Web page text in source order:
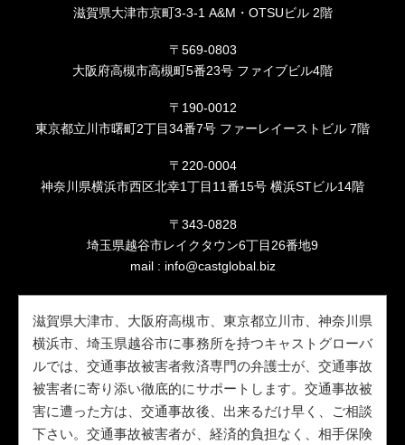
滋賀県大津市京町3-3-1 A&M・OTSUビル 2階
〒569-0803
大阪府高槻市高槻町5番23号 ファイブビル4階
〒190-0012
東京都立川市曙町2丁目34番7号 ファーレイーストビル 7階
〒220-0004
神奈川県横浜市西区北幸1丁目11番15号 横浜STビル14階
〒343-0828
埼玉県越谷市レイクタウン6丁目26番地9
mail : info@castglobal.biz
滋賀県大津市、大阪府高槻市、東京都立川市、神奈川県
横浜市、埼玉県越谷市に事務所を持つキャストグローバ
ルでは、交通事故被害者救済専門の弁護士が、交通事故
被害者に寄り添い徹底的にサポートします。交通事故被
害に遭った方は、交通事故後、出来るだけ早く、ご相談
下さい。交通事故被害者が、経済的負担なく、相手保険